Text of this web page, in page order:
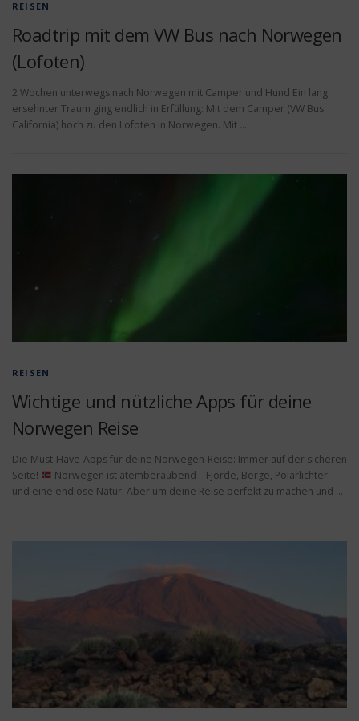
REISEN
Roadtrip mit dem VW Bus nach Norwegen
(Lofoten)
2 Wochen unterwegs nach Norwegen mit Camper und Hund Ein lang
ersehnter Traum ging endlich in Erfüllung: Mit dem Camper (VW Bus
California) hoch zu den Lofoten in Norwegen. Mit …
REISEN
Wichtige und nützliche Apps für deine
Norwegen Reise
Die Must-Have-Apps für deine Norwegen-Reise: Immer auf der sicheren
Seite!
Norwegen ist atemberaubend – Fjorde, Berge, Polarlichter
und eine endlose Natur. Aber um deine Reise perfekt zu machen und …